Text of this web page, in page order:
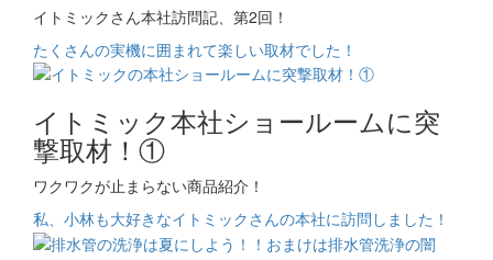
イトミックさん本社訪問記、第2回！
たくさんの実機に囲まれて楽しい取材でした！
イトミック本社ショールームに突
撃取材！①
ワクワクが止まらない商品紹介！
私、小林も大好きなイトミックさんの本社に訪問しました！